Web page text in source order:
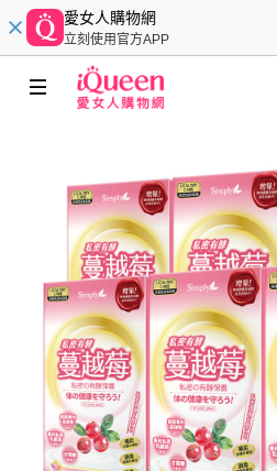
愛女人購物網
立刻使用官方APP